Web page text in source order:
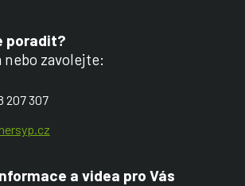
poradit?
nebo zavolejte:
207 307
a videa pro Vás